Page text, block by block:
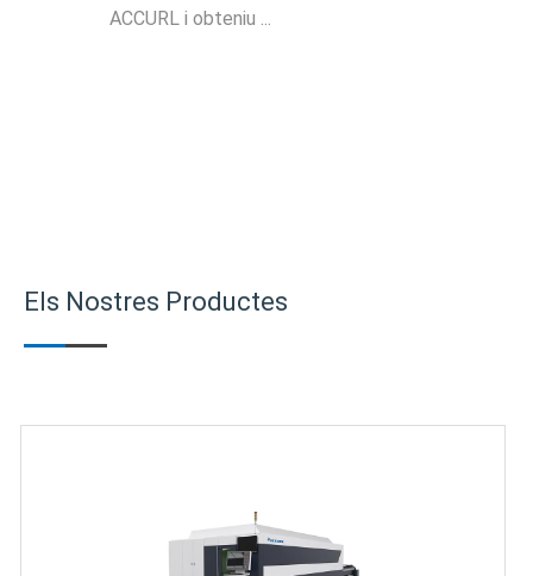
ACCURL i obteniu ...
Els Nostres Productes